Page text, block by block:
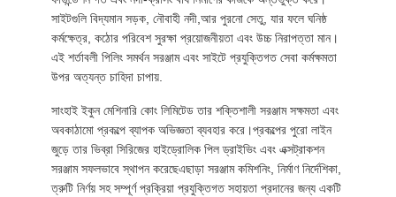
সাইটগুলি বিদ্যমান সড়ক, নৌবাহী নদী,আর পুরনো সেতু, যার ফলে ঘনিষ্ঠ
কর্মক্ষেত্র, কঠোর পরিবেশ সুরক্ষা প্রয়োজনীয়তা এবং উচ্চ নিরাপত্তা মান।
এই শর্তাবলী পিলিং সমর্থন সরঞ্জাম এবং সাইটে প্রযুক্তিগত সেবা কর্মক্ষমতা
উপর অত্যন্ত চাহিদা চাপায়.
সাংহাই ইকুন মেশিনারি কোং লিমিটেড তার শক্তিশালী সরঞ্জাম সক্ষমতা এবং
অবকাঠামো প্রকল্পে ব্যাপক অভিজ্ঞতা ব্যবহার করে।প্রকল্পের পুরো লাইন
জুড়ে তার ভিব্রা সিরিজের হাইড্রোলিক পিল ড্রাইভিং এবং এক্সট্রাকশন
সরঞ্জাম সফলভাবে স্থাপন করেছেএছাড়া সরঞ্জাম কমিশনিং, নির্মাণ নির্দেশিকা,
ত্রুটি নির্ণয় সহ সম্পূর্ণ প্রক্রিয়া প্রযুক্তিগত সহায়তা প্রদানের জন্য একটি